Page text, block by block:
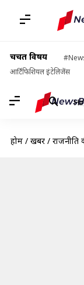
चर्चित विषय
आर्टिफिशियल इंटेलिजेंस
होम / खबरें / राजनीति